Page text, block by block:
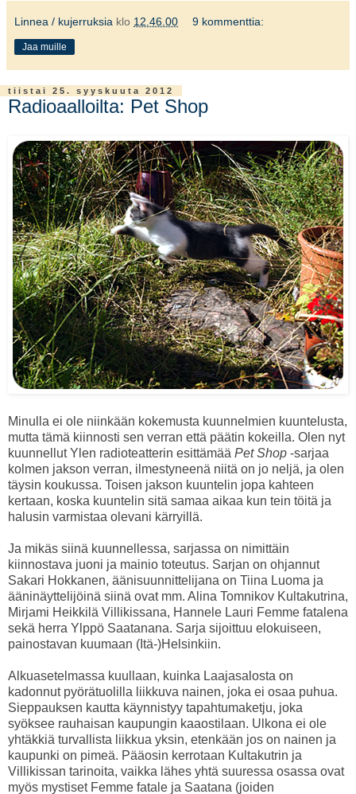
Linnea / kujerruksia klo 12.46.00 9 kommenttia:
Jaa muille
tiistai 25. syyskuuta 2012
Radioaalloilta: Pet Shop
Minulla ei ole niinkään kokemusta kuunnelmien kuuntelusta,
mutta tämä kiinnosti sen verran että päätin kokeilla. Olen nyt
kuunnellut Ylen radioteatterin esittämää Pet Shop -sarjaa
kolmen jakson verran, ilmestyneenä niitä on jo neljä, ja olen
täysin koukussa. Toisen jakson kuuntelin jopa kahteen
kertaan, koska kuuntelin sitä samaa aikaa kun tein töitä ja
halusin varmistaa olevani kärryillä.
Ja mikäs siinä kuunnellessa, sarjassa on nimittäin
kiinnostava juoni ja mainio toteutus. Sarjan on ohjannut
Sakari Hokkanen, äänisuunnittelijana on Tiina Luoma ja
ääninäyttelijöinä siinä ovat mm. Alina Tomnikov Kultakutrina,
Mirjami Heikkilä Villikissana, Hannele Lauri Femme fatalena
sekä herra Ylppö Saatanana. Sarja sijoittuu elokuiseen,
painostavan kuumaan (Itä-)Helsinkiin.
Alkuasetelmassa kuullaan, kuinka Laajasalosta on
kadonnut pyörätuolilla liikkuva nainen, joka ei osaa puhua.
Sieppauksen kautta käynnistyy tapahtumaketju, joka
syöksee rauhaisan kaupungin kaaostilaan. Ulkona ei ole
yhtäkkiä turvallista liikkua yksin, etenkään jos on nainen ja
kaupunki on pimeä. Pääosin kerrotaan Kultakutrin ja
Villikissan tarinoita, vaikka lähes yhtä suuressa osassa ovat
myös mystiset Femme fatale ja Saatana (joiden